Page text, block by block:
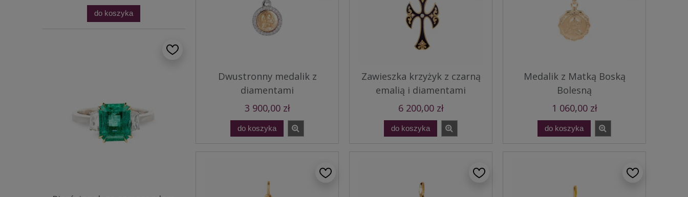
do koszyka
Dwustronny medalik z
diamentami
3 900,00 zł
do koszyka
Zawieszka krzyżyk z czarną
emalią i diamentami
6 200,00 zł
do koszyka
Medalik z Matką Boską
Bolesną
1 060,00 zł
do koszyka